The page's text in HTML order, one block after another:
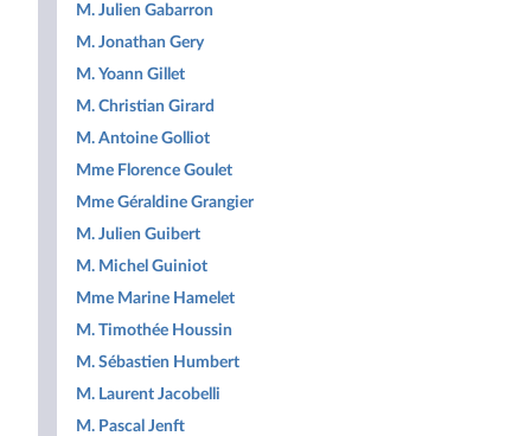
M. Julien Gabarron
M. Jonathan Gery
M. Yoann Gillet
M. Christian Girard
M. Antoine Golliot
Mme Florence Goulet
Mme Géraldine Grangier
M. Julien Guibert
M. Michel Guiniot
Mme Marine Hamelet
M. Timothée Houssin
M. Sébastien Humbert
M. Laurent Jacobelli
M. Pascal Jenft